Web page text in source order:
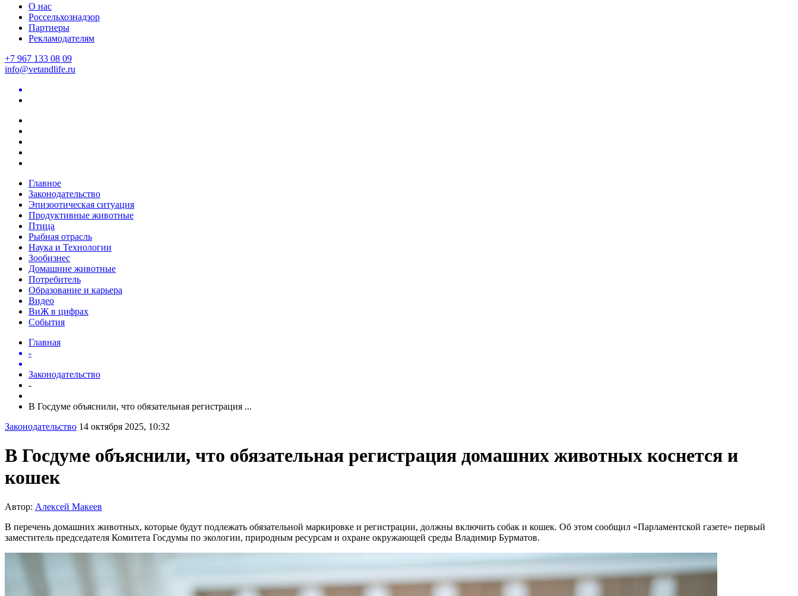
О нас
Россельхознадзор
Партнеры
Рекламодателям
+7 967 133 08 09
info@vetandlife.ru
Главное
Законодательство
Эпизоотическая ситуация
Продуктивные животные
Птица
Рыбная отрасль
Наука и Технологии
Зообизнес
Домашние животные
Потребитель
Образование и карьера
Видео
ВиЖ в цифрах
События
Главная
-
Законодательство
-
В Госдуме объяснили, что обязательная регистрация ...
Законодательство 14 октября 2025, 10:32
В Госдуме объяснили, что обязательная регистрация домашних животных коснется и
кошек
Автор: Алексей Макеев
В перечень домашних животных, которые будут подлежать обязательной маркировке и регистрации, должны включить собак и кошек. Об этом сообщил «Парламентской газете» первый
заместитель председателя Комитета Госдумы по экологии, природным ресурсам и охране окружающей среды Владимир Бурматов.